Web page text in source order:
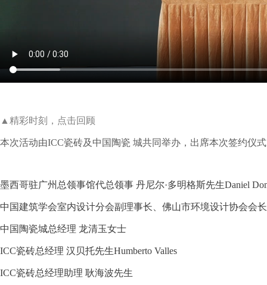
▲精彩时刻，点击回顾
本次活动由ICC瓷砖及中国陶瓷 城共同举办，出席本次签约仪
墨西哥驻广州总领事馆代总领事 丹尼尔·多明格斯先生Daniel
中国建筑学会室内设计分会副理事长、佛山市环境设计协会会
中国陶瓷城总经理 龙清玉女士
ICC瓷砖总经理 汉贝托先生Humberto Valles
ICC瓷砖总经理助理 耿海波先生